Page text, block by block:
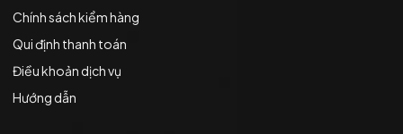
Chính sách kiểm hàng
Qui định thanh toán
Điều khoản dịch vụ
Hướng dẫn